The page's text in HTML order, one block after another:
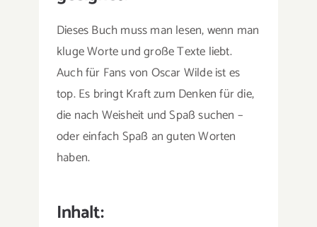
Dieses Buch muss man lesen, wenn man
kluge Worte und große Texte liebt.
Auch für Fans von Oscar Wilde ist es
top. Es bringt Kraft zum Denken für die,
die nach Weisheit und Spaß suchen –
oder einfach Spaß an guten Worten
haben.
Inhalt: